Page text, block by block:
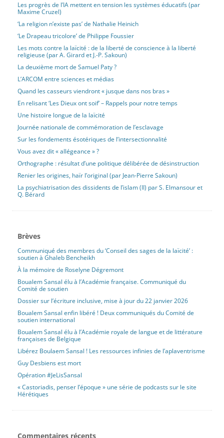
Les progrès de l’IA mettent en tension les systèmes éducatifs (par
Maxime Cruzel)
‘La religion n’existe pas’ de Nathalie Heinich
‘Le Drapeau tricolore’ de Philippe Foussier
Les mots contre la laïcité : de la liberté de conscience à la liberté
religieuse (par A. Girard et J.-P. Sakoun)
La deuxième mort de Samuel Paty ?
L’ARCOM entre sciences et médias
Quand les casseurs viendront « jusque dans nos bras »
En relisant ‘Les Dieux ont soif’ – Rappels pour notre temps
Une histoire longue de la laïcité
Journée nationale de commémoration de l’esclavage
Sur les fondements ésotériques de l’intersectionnalité
Vous avez dit « allégeance » ?
Orthographe : résultat d’une politique délibérée de désinstruction
Renier les origines, haïr l’original (par Jean-Pierre Sakoun)
La psychiatrisation des dissidents de l’islam (II) par S. Elmansour et
Q. Bérard
Brèves
Communiqué des membres du ‘Conseil des sages de la laïcité’ :
soutien à Ghaleb Bencheikh
À la mémoire de Roselyne Dégremont
Boualem Sansal élu à l’Académie française. Communiqué du
Comité de soutien
Dossier sur l’écriture inclusive, mise à jour du 22 janvier 2026
Boualem Sansal enfin libéré ! Deux communiqués du Comité de
soutien international
Boualem Sansal élu à l’Académie royale de langue et de littérature
françaises de Belgique
Libérez Boulaem Sansal ! Les ressources infinies de l’aplaventrisme
Guy Desbiens est mort
Opération #JeLisSansal
« Castoriadis, penser l’époque » une série de podcasts sur le site
Hérétiques
Commentaires récents